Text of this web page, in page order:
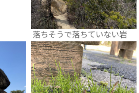
落ちそうで落ちていない岩